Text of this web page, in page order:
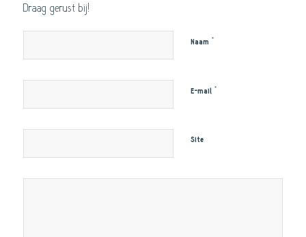
Draag gerust bij!
Naam *
E-mail *
Site